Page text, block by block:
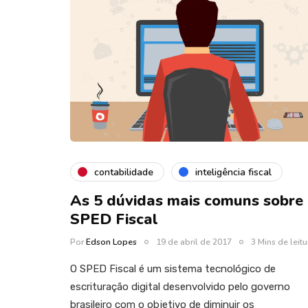
contabilidade inteligência fiscal
As 5 dúvidas mais comuns sobre
SPED Fiscal
PorEdson Lopes 19 de abril de 2017 3 Mins de
O SPED Fiscal é um sistema tecnológico de
escrituração digital desenvolvido pelo governo
brasileiro com o objetivo de diminuir os